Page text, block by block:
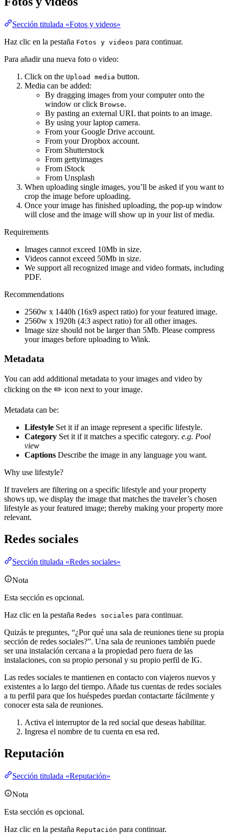
Sección titulada «Fotos y videos»
Haz clic en la pestaña Fotos y videos para continuar.
Para añadir una nueva foto o video:
Click on the Upload media button.
Media can be added:
By dragging images from your computer onto the
window or click Browse.
By pasting an external URL that points to an image.
By using your laptop camera.
From your Google Drive account.
From your Dropbox account.
From Shutterstock
From gettyimages
From iStock
From Unsplash
When uploading single images, you’ll be asked if you want to
crop the image before uploading.
Once your image has finished uploading, the pop-up window
will close and the image will show up in your list of media.
Requirements
Images cannot exceed 10Mb in size.
Videos cannot exceed 50Mb in size.
We support all recognized image and video formats, including
PDF.
Recommendations
2560w x 1440h (16x9 aspect ratio) for your featured image.
2560w x 1920h (4:3 aspect ratio) for all other images.
Image size should not be larger than 5Mb. Please compress
your images before uploading to Wink.
Metadata
You can add additional metadata to your images and video by
clicking on the ✏️ icon next to your image.
Metadata can be:
Lifestyle Set it if an image represent a specific lifestyle.
Category Set it if it matches a specific category. e.g. Pool
view
Captions Describe the image in any language you want.
Why use lifestyle?
If travelers are filtering on a specific lifestyle and your property
shows up, we display the image that matches the traveler’s chosen
lifestyle as your featured image; thereby making your property more
relevant.
Redes sociales
Sección titulada «Redes sociales»
Nota
Esta sección es opcional.
Haz clic en la pestaña Redes sociales para continuar.
Quizás te preguntes, “¿Por qué una sala de reuniones tiene su propia
sección de redes sociales?”. Una sala de reuniones también puede
ser una instalación cercana a la propiedad pero fuera de las
instalaciones, con su propio personal y su propio perfil de IG.
Las redes sociales te mantienen en contacto con viajeros nuevos y
existentes a lo largo del tiempo. Añade tus cuentas de redes sociales
a tu perfil para que los huéspedes puedan contactarte fácilmente y
conocer esta sala de reuniones.
Activa el interruptor de la red social que deseas habilitar.
Ingresa el nombre de tu cuenta en esa red.
Reputación
Sección titulada «Reputación»
Nota
Esta sección es opcional.
Haz clic en la pestaña Reputación para continuar.